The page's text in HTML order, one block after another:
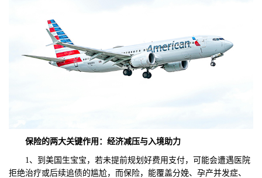
保险的两大关键作用：经济减压与入境助力
1、到美国生宝宝，若未提前规划好费用支付，可能会遭遇医院
拒绝治疗或后续追债的尴尬，而保险，能覆盖分娩、孕产并发症、